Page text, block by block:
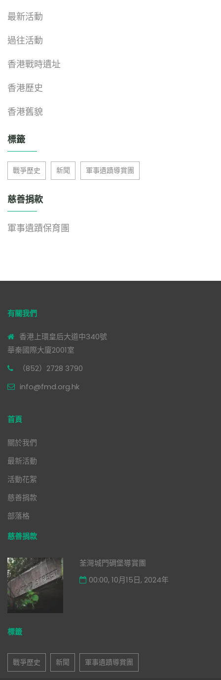
最新活動
過往活動
香港戰時遺址
香港歷史
香港舊貌
標籤
戰爭歷史 新聞 軍事遺蹟導賞團
慈善捐款
軍事遺蹟保育團
有關我們
香港上環皇后大道中340號
華秦國際大廈2001室
（852）2728 3790
info@fmd.org.hk
首頁
關於我們
最新活動
活動花絮
慈善捐款
部落格
慈善捐款
荃灣城門碉堡導賞團
00:00, 10月15日, 2024年
標籤
戰爭歷史 新聞 軍事遺蹟導賞團